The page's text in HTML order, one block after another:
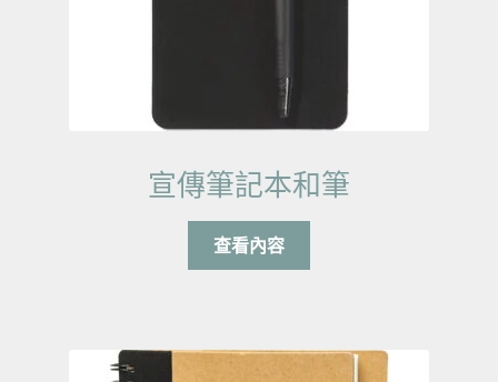
宣傳筆記本和筆
查看內容